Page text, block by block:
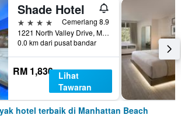
Shade Hotel
4 bintang
Cemerlang 8.9
1221 North Valley Drive, Manhattan Beach, CA, Amerika Syarikat
0.0 km dari pusat bandar
RM 1,830 Lihat
Tawaran
hotel terbaik di Manhattan Beach